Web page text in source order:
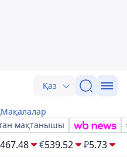
Қаз
Мақалалар
мақтанышы
467.48 €539.52 ₽5.73